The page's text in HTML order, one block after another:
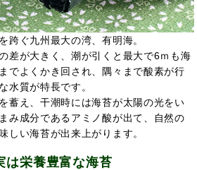
跨ぐ九州最大の湾、有明海。
差が大きく、潮が引くと最大で6ｍも海
でよくかき回され、隅々まで酸素が行
水質が特長です。
蓄え、干潮時には海苔が太陽の光をい
み成分であるアミノ酸が出て、自然の
しい海苔が出来上がります。
は栄養豊富な海苔